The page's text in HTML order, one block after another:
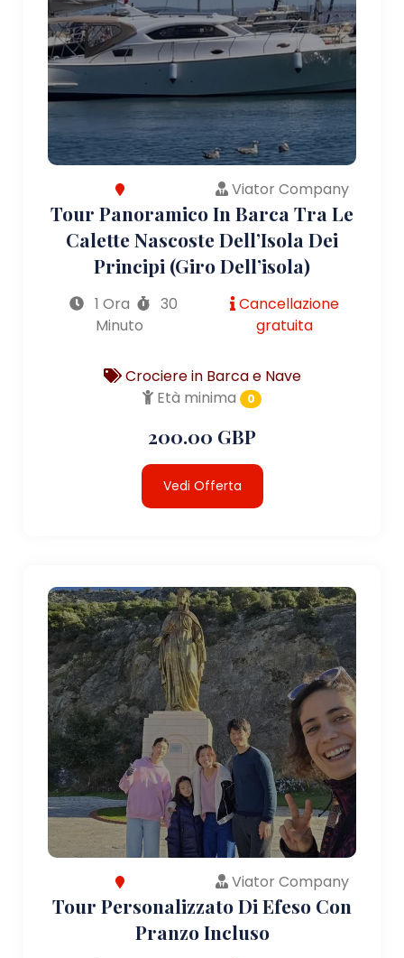
Viator Company
Tour Panoramico In Barca Tra Le
Calette Nascoste Dell’Isola Dei
Principi (giro Dell’isola)
1 Ora
30
Minuto
Cancellazione
gratuita
Crociere in Barca e Nave
Età minima
0
200.00 GBP
Vedi Offerta
Viator Company
Tour Personalizzato Di Efeso Con
Pranzo Incluso